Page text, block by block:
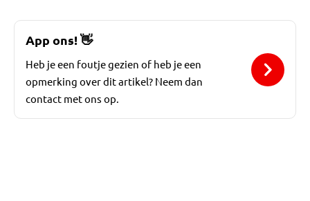
App ons!👋
Heb je een foutje gezien of heb je een
opmerking over dit artikel? Neem dan
contact met ons op.